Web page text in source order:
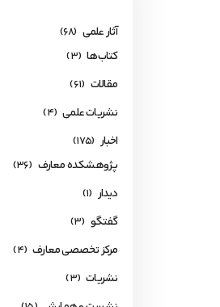
آثار علمی (68)
کتاب‌ها (3)
مقالات (61)
نشریات علمی (4)
اخبار (175)
پژوهشکده معارف (36)
دیدار (1)
گفتگو (3)
مرکز تخصصی معارف (4)
نشریات (3)